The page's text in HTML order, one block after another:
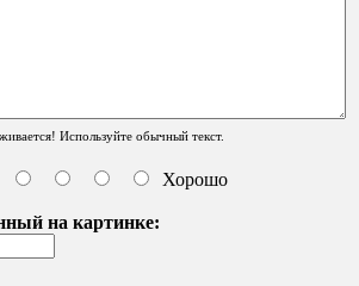
Используйте обычный текст.
Хорошо
на картинке: